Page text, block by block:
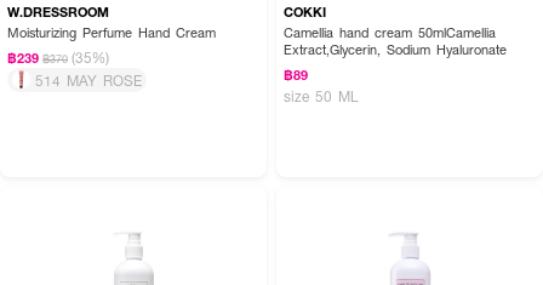
W.DRESSROOM
Moisturizing Perfume Hand Cream
฿239 ฿370 (35%)
514 MAY ROSE
COKKI
Camellia hand cream 50mlCamellia
Extract,Glycerin, Sodium Hyaluronate
฿89
size 50 ML